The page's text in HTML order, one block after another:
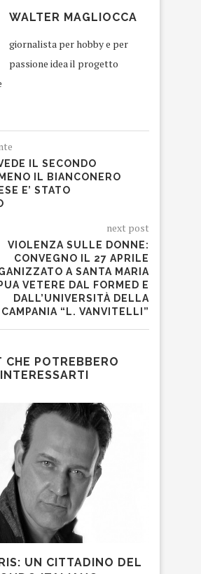
WALTER MAGLIOCCA
giornalista per hobby e per
passione idea il progetto
IL SECONDO
IL BIANCONERO
E’ STATO
next post
VIOLENZA SULLE DONNE:
CONVEGNO IL 27 APRILE
A SANTA MARIA
VETERE DAL FORMED E
DALL’UNIVERSITÀ DELLA
CAMPANIA “L. VANVITELLI”
CHE POTREBBERO
INTERESSARTI
UN CITTADINO DEL